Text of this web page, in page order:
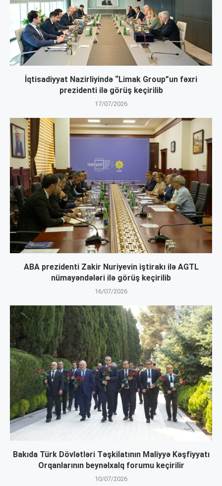
İqtisadiyyat Nazirliyində “Limak Group”un fəxri
prezidenti ilə görüş keçirilib
17/07/2026
ABA prezidenti Zakir Nuriyevin iştirakı ilə AGTL
nümayəndələri ilə görüş keçirilib
16/07/2026
Bakıda Türk Dövlətləri Təşkilatının Maliyyə Kəşfiyyatı
Orqanlarının beynəlxalq forumu keçirilir
10/07/2026